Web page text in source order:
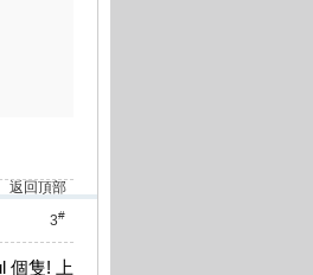
返回頂部
3#
個隻! 上